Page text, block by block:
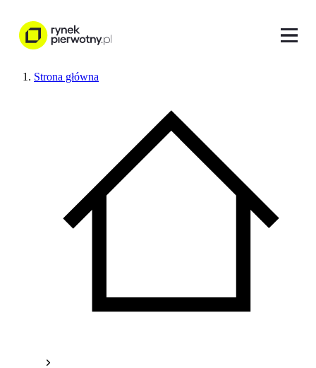
Strona główna